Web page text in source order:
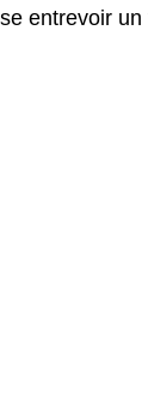
entrevoir